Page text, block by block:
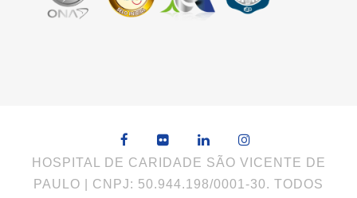
HOSPITAL DE CARIDADE SÃO VICENTE DE
PAULO | CNPJ: 50.944.198/0001-30. TODOS